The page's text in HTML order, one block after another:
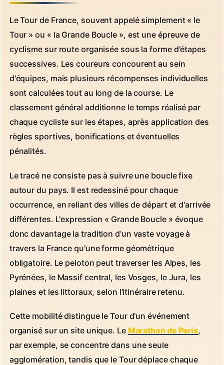
Le Tour de France, souvent appelé simplement « le
Tour » ou « la Grande Boucle », est une épreuve de
cyclisme sur route organisée sous la forme d'étapes
successives. Les coureurs concourent au sein
d'équipes, mais plusieurs récompenses individuelles
sont calculées tout au long de la course. Le
classement général additionne le temps réalisé par
chaque cycliste sur les étapes, après application des
règles sportives, bonifications et éventuelles
pénalités.
Le tracé ne consiste pas à suivre une boucle fixe
autour du pays. Il est redessiné pour chaque
occurrence, en reliant des villes de départ et d'arrivée
différentes. L'expression « Grande Boucle » évoque
donc davantage la tradition d'un vaste voyage à
travers la France qu'une forme géométrique
obligatoire. Le peloton peut traverser les Alpes, les
Pyrénées, le Massif central, les Vosges, le Jura, les
plaines et les littoraux, selon l'itinéraire retenu.
Cette mobilité distingue le Tour d'un événement
organisé sur un site unique. Le Marathon de Paris,
par exemple, se concentre dans une seule
agglomération, tandis que le Tour déplace chaque